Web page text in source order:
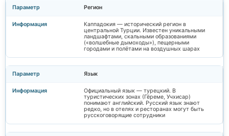
Регион
Каппадокия — исторический регион в
центральной Турции. Известен уникальными
ландшафтами, скальными образованиями
(«волшебные дымоходы»), пещерными
городами и полётами на воздушных шарах
Язык
Официальный язык — турецкий. В
туристических зонах (Гёреме, Учхисар)
понимают английский. Русский язык знают
редко, но в отелях и ресторанах могут быть
русскоговорящие сотрудники